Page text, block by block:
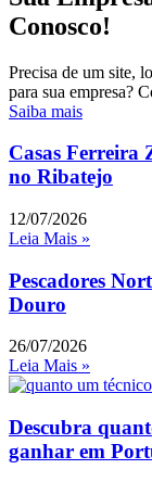
Conosco!
Precisa de um site,
para sua empresa?
Saiba mais
Casas Ferreira
no Ribatejo
12/07/2026
Leia Mais »
Pescadores
Douro
26/07/2026
Leia Mais »
Descubra
ganhar em